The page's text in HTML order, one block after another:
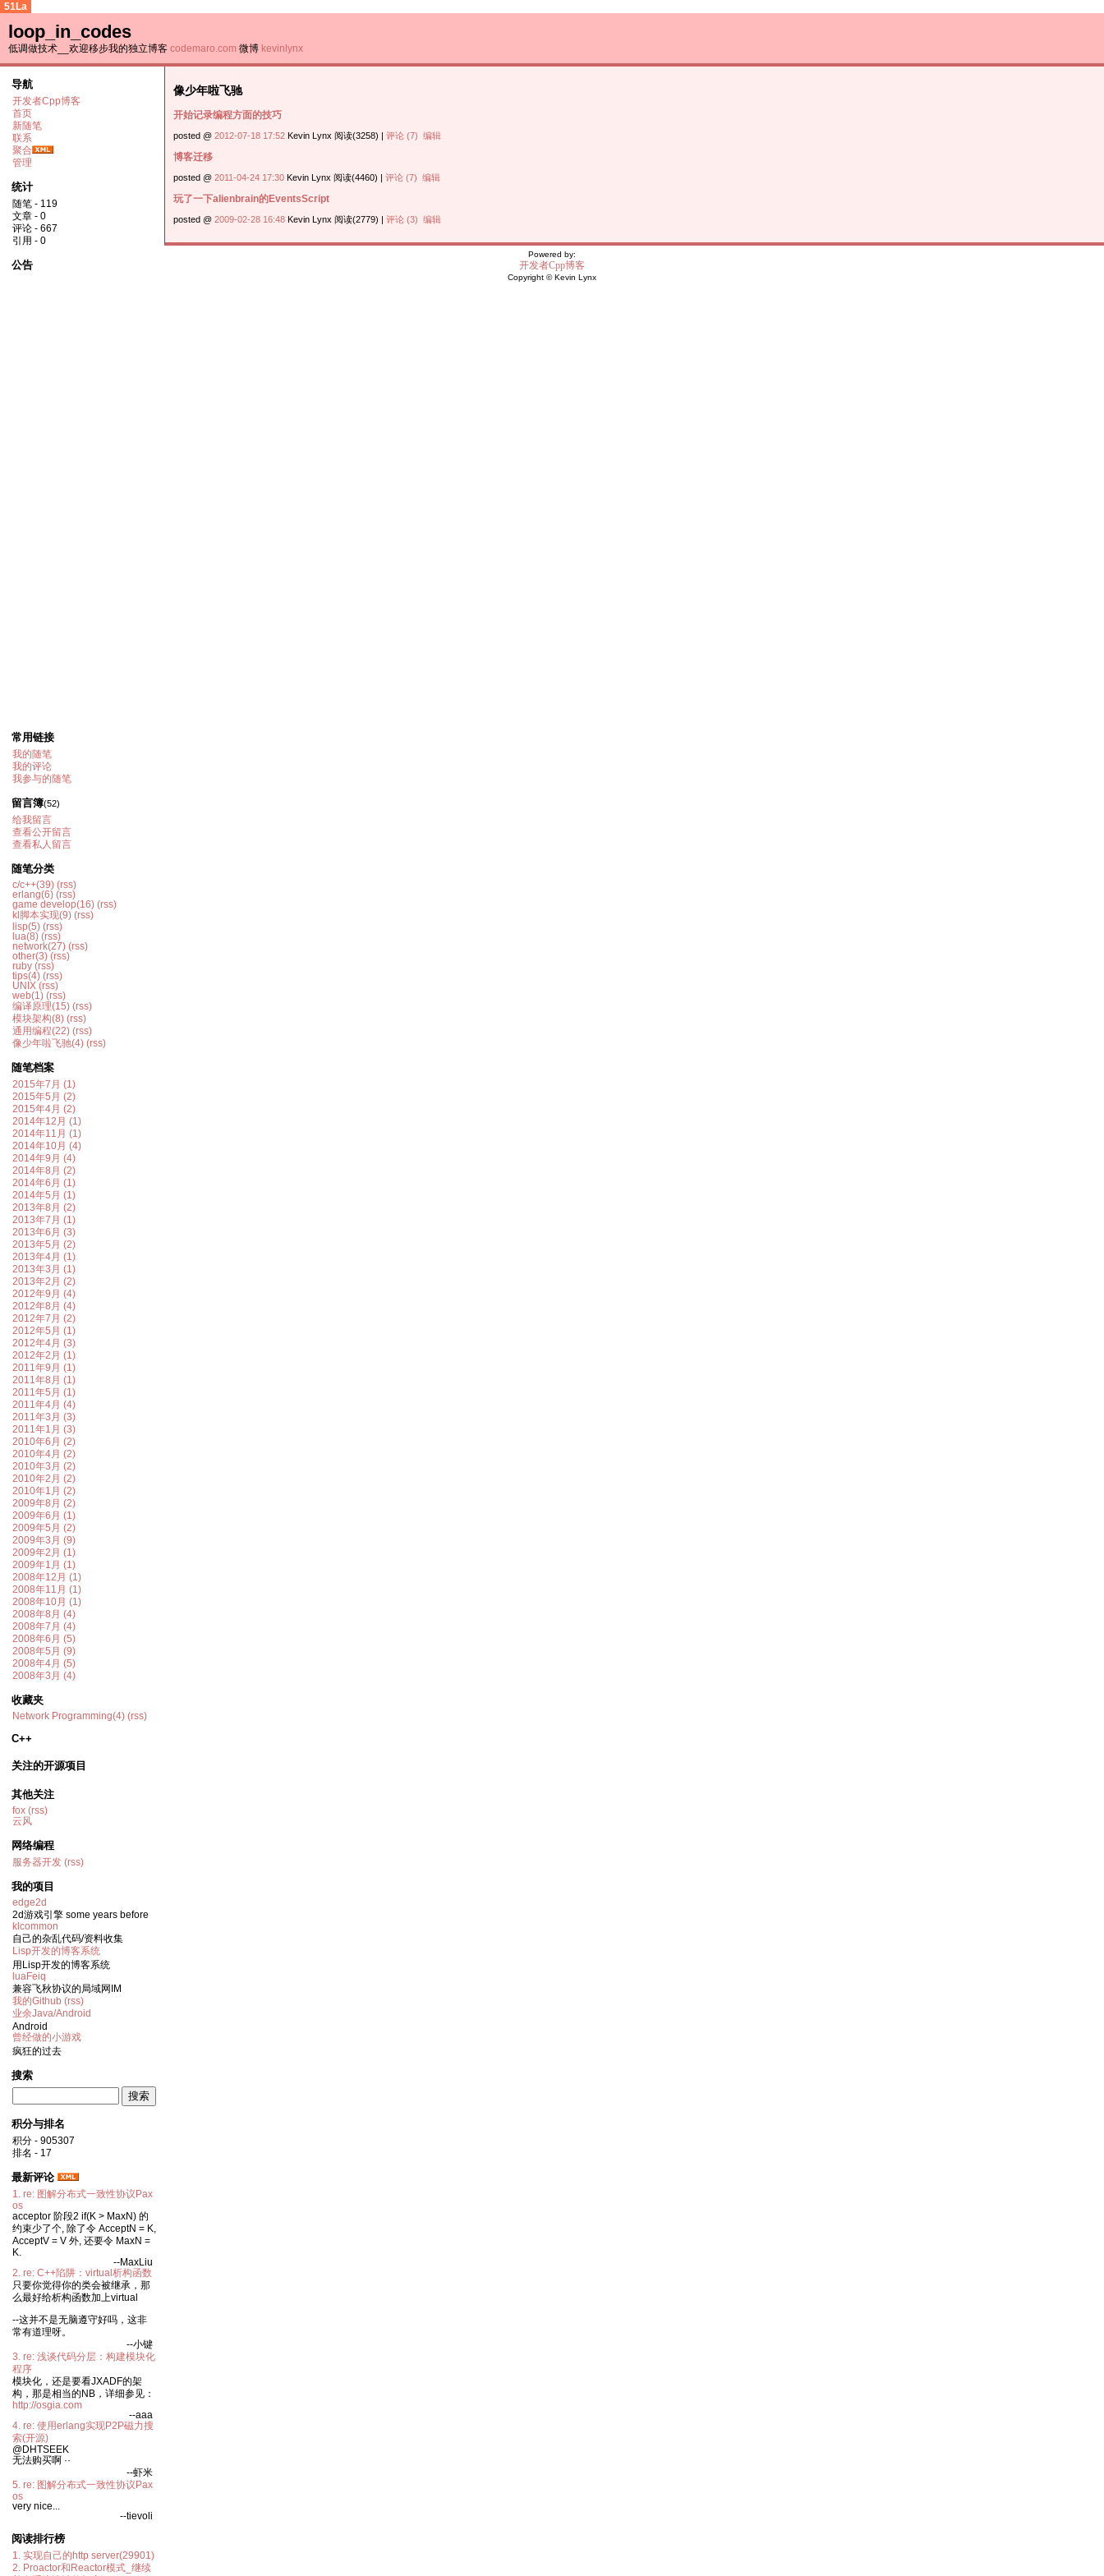
51La
loop_in_codes
低调做技术__欢迎移步我的独立博客 codemaro.com 微博 kevinlynx
导航
开发者Cpp博客
首页
新随笔
联系
聚合
管理
统计
随笔 - 119
文章 - 0
评论 - 667
引用 - 0
公告
常用链接
我的随笔
我的评论
我参与的随笔
留言簿(52)
给我留言
查看公开留言
查看私人留言
随笔分类
c/c++(39) (rss)
erlang(6) (rss)
game develop(16) (rss)
kl脚本实现(9) (rss)
lisp(5) (rss)
lua(8) (rss)
network(27) (rss)
other(3) (rss)
ruby (rss)
tips(4) (rss)
UNIX (rss)
web(1) (rss)
编译原理(15) (rss)
模块架构(8) (rss)
通用编程(22) (rss)
像少年啦飞驰(4) (rss)
随笔档案
2015年7月 (1)
2015年5月 (2)
2015年4月 (2)
2014年12月 (1)
2014年11月 (1)
2014年10月 (4)
2014年9月 (4)
2014年8月 (2)
2014年6月 (1)
2014年5月 (1)
2013年8月 (2)
2013年7月 (1)
2013年6月 (3)
2013年5月 (2)
2013年4月 (1)
2013年3月 (1)
2013年2月 (2)
2012年9月 (4)
2012年8月 (4)
2012年7月 (2)
2012年5月 (1)
2012年4月 (3)
2012年2月 (1)
2011年9月 (1)
2011年8月 (1)
2011年5月 (1)
2011年4月 (4)
2011年3月 (3)
2011年1月 (3)
2010年6月 (2)
2010年4月 (2)
2010年3月 (2)
2010年2月 (2)
2010年1月 (2)
2009年8月 (2)
2009年6月 (1)
2009年5月 (2)
2009年3月 (9)
2009年2月 (1)
2009年1月 (1)
2008年12月 (1)
2008年11月 (1)
2008年10月 (1)
2008年8月 (4)
2008年7月 (4)
2008年6月 (5)
2008年5月 (9)
2008年4月 (5)
2008年3月 (4)
收藏夹
Network Programming(4) (rss)
C++
关注的开源项目
其他关注
fox (rss)
云风
网络编程
服务器开发 (rss)
我的项目
edge2d
2d游戏引擎 some years before
klcommon
自己的杂乱代码/资料收集
Lisp开发的博客系统
用Lisp开发的博客系统
luaFeiq
兼容飞秋协议的局域网IM
我的Github (rss)
业余Java/Android
Android
曾经做的小游戏
疯狂的过去
搜索
积分与排名
积分 - 905307
排名 - 17
最新评论
1. re: 图解分布式一致性协议Pax
os
acceptor 阶段2 if(K > MaxN) 的
约束少了个, 除了令 AcceptN = K,
AcceptV = V 外, 还要令 MaxN =
K.
--MaxLiu
2. re: C++陷阱：virtual析构函数
只要你觉得你的类会被继承，那
么最好给析构函数加上virtual
--这并不是无脑遵守好吗，这非
常有道理呀。
--小键
3. re: 浅谈代码分层：构建模块化
程序
模块化，还是要看JXADF的架
构，那是相当的NB，详细参见：
http://osgia.com
--aaa
4. re: 使用erlang实现P2P磁力搜
索(开源)
@DHTSEEK
无法购买啊 ··
--虾米
5. re: 图解分布式一致性协议Pax
os
very nice...
--tievoli
阅读排行榜
1. 实现自己的http server(29901)
2. Proactor和Reactor模式_继续
像少年啦飞驰
开始记录编程方面的技巧
posted @ 2012-07-18 17:52 Kevin Lynx 阅读(3258) | 评论 (7) 编辑
博客迁移
posted @ 2011-04-24 17:30 Kevin Lynx 阅读(4460) | 评论 (7) 编辑
玩了一下alienbrain的EventsScript
posted @ 2009-02-28 16:48 Kevin Lynx 阅读(2779) | 评论 (3) 编辑
Powered by:
开发者Cpp博客
Copyright © Kevin Lynx